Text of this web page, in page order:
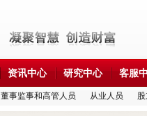
资讯中心 研究中心 客服
董事监事和高管人员 从业人员